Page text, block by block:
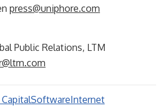
press@uniphore.com
Public Relations, LTM
SoftwareInternet